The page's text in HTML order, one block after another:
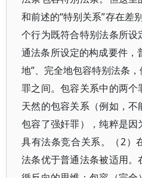
和前述的“特别关系”存在差
个行为既符合特别法条所
通法条所设定的构成要件，
地”、完全地包容特别法条
罪之间。包容关系中的两个
天然的包容关系（例如，
包容了强奸罪），纯粹是因
具有法条竞合关系。（2）
法条优于普通法条被适用